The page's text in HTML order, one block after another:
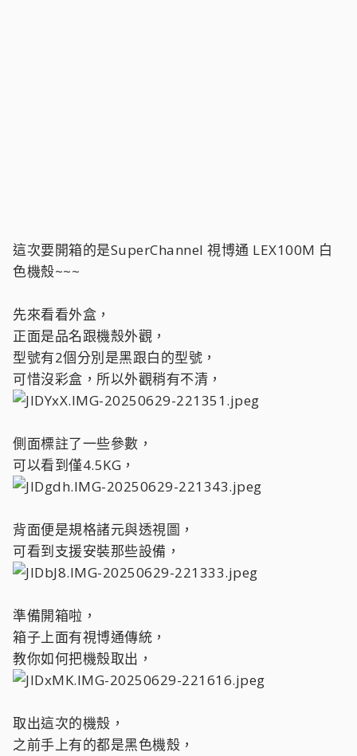
這次要開箱的是SuperChannel 視博通 LEX100M 白
色機殼~~~
先來看看外盒，
正面是品名跟機殼外觀，
型號有2個分別是黑跟白的型號，
可惜沒彩盒，所以外觀稍有不清，
側面標註了一些參數，
可以看到僅4.5KG，
背面便是規格諸元與透視圖，
可看到支援安裝那些設備，
準備開箱啦，
箱子上面有視博通傳統，
教你如何把機殼取出，
取出這次的機殼，
之前手上有的都是黑色機殼，